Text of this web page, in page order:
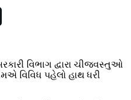
વિભાગ દ્વારા ચીજવસ્તુઓ
વિવિધ પહેલો હાથ ધરી